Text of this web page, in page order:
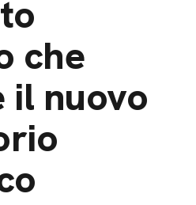
che
il nuovo
Campagne
pubblicazioni